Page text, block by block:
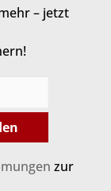
– jetzt
zur